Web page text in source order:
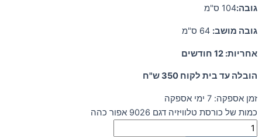
גובה:104 ס"מ
גובה מושב:
אחריות: 12 חודשים
הובלה עד בית לקוח 350 ש"ח
זמן אספקה: 7 ימי אספקה
כמות של כורסת טלוויזיה דגם 9026 אפור כהה